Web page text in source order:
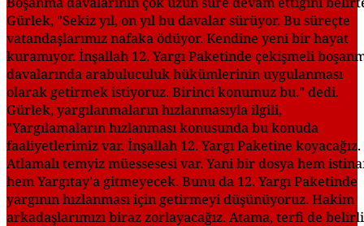
Gürlek, "Sekiz yıl, on yıl bu davalar sürüyor. Bu süreçte
vatandaşlarımız nafaka ödüyor. Kendine yeni bir hayat
kuramıyor. İnşallah 12. Yargı Paketinde çekişmeli
davalarında arabuluculuk hükümlerinin uygulanması
olarak getirmek istiyoruz. Birinci konumuz bu." dedi.
Gürlek, yargılanmaların hızlanmasıyla ilgili,
"Yargılamaların hızlanması konusunda bu konuda
faaliyetlerimiz var. İnşallah 12. Yargı Paketine koyacağız.
Atlamalı temyiz müessesesi var. Yani bir dosya hem
hem Yargıtay'a gitmeyecek. Bunu da 12. Yargı Paketinde
yargının hızlanması için getirmeyi düşünüyoruz. Hakim
arkadaşlarımızı biraz zorlayacağız. Atama, terfi de belirli